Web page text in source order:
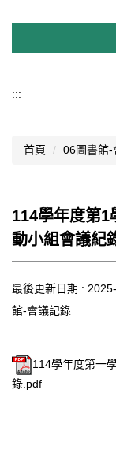
認識西松
文件資料
網站管理
西松學習歷程檔案
家長會
:::
首頁 06圖書館-
114學年度第1
動小組會議紀
最後更新日期 :
館-會議記錄
114學年度第一
錄.pdf